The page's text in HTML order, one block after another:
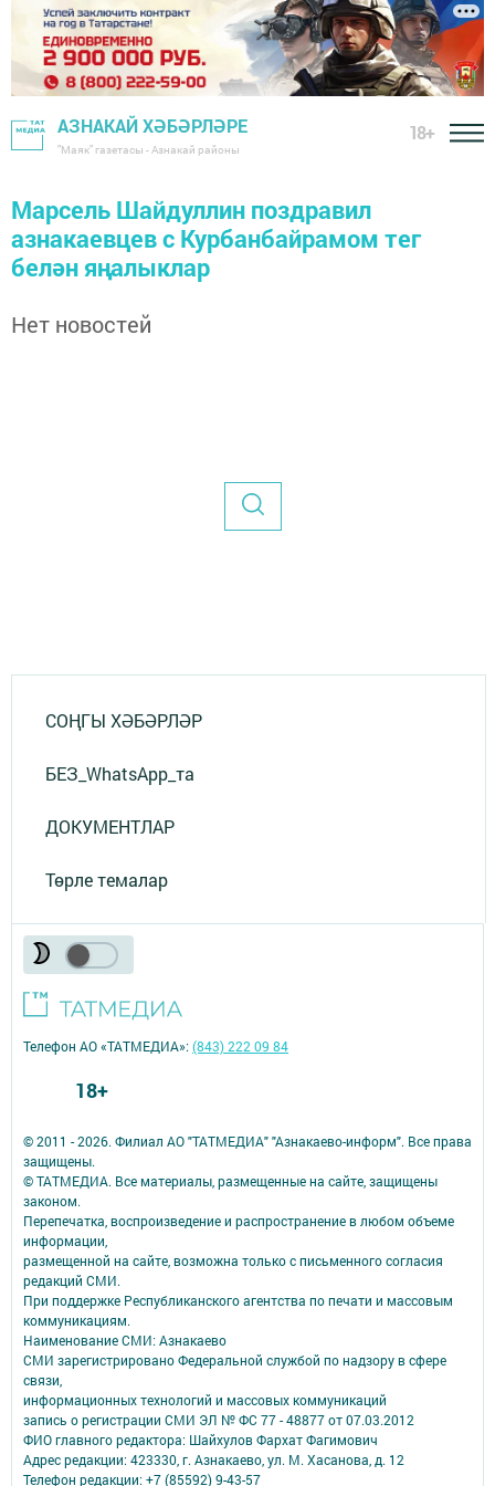
АЗНАКАЙ ХӘБӘРЛӘРЕ
"Маяк" газетасы - Азнакай районы
18+
Марсель Шайдуллин поздравил
азнакаевцев с Курбанбайрамом тег
белән яңалыклар
Нет новостей
СОҢГЫ ХӘБӘРЛӘР
БЕЗ_WhatsApp_та
ДОКУМЕНТЛАР
Төрле темалар
© 2011 - 2026. Филиал АО "ТАТМЕДИА" "Азнакаево-информ". Все права
защищены.
© ТАТМЕДИА. Все материалы, размещенные на сайте, защищены
законом.
Перепечатка, воспроизведение и распространение в любом объеме
информации,
размещенной на сайте, возможна только с письменного согласия
редакций СМИ.
При поддержке Республиканского агентства по печати и массовым
коммуникациям.
Наименование СМИ: Азнакаево
СМИ зарегистрировано Федеральной службой по надзору в сфере
связи,
информационных технологий и массовых коммуникаций
запись о регистрации СМИ ЭЛ № ФС 77 - 48877 от 07.03.2012
ФИО главного редактора: Шайхулов Фархат Фагимович
Адрес редакции: 423330, г. Азнакаево, ул. М. Хасанова, д. 12
Телефон редакции: +7 (85592) 9-43-57
Телефон АО «ТАТМЕДИА»:(843) 222 09 84
18+